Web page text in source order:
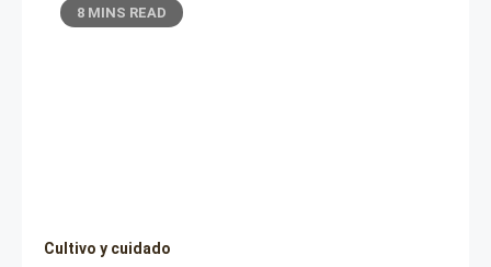
8 MINS READ
Cultivo y cuidado